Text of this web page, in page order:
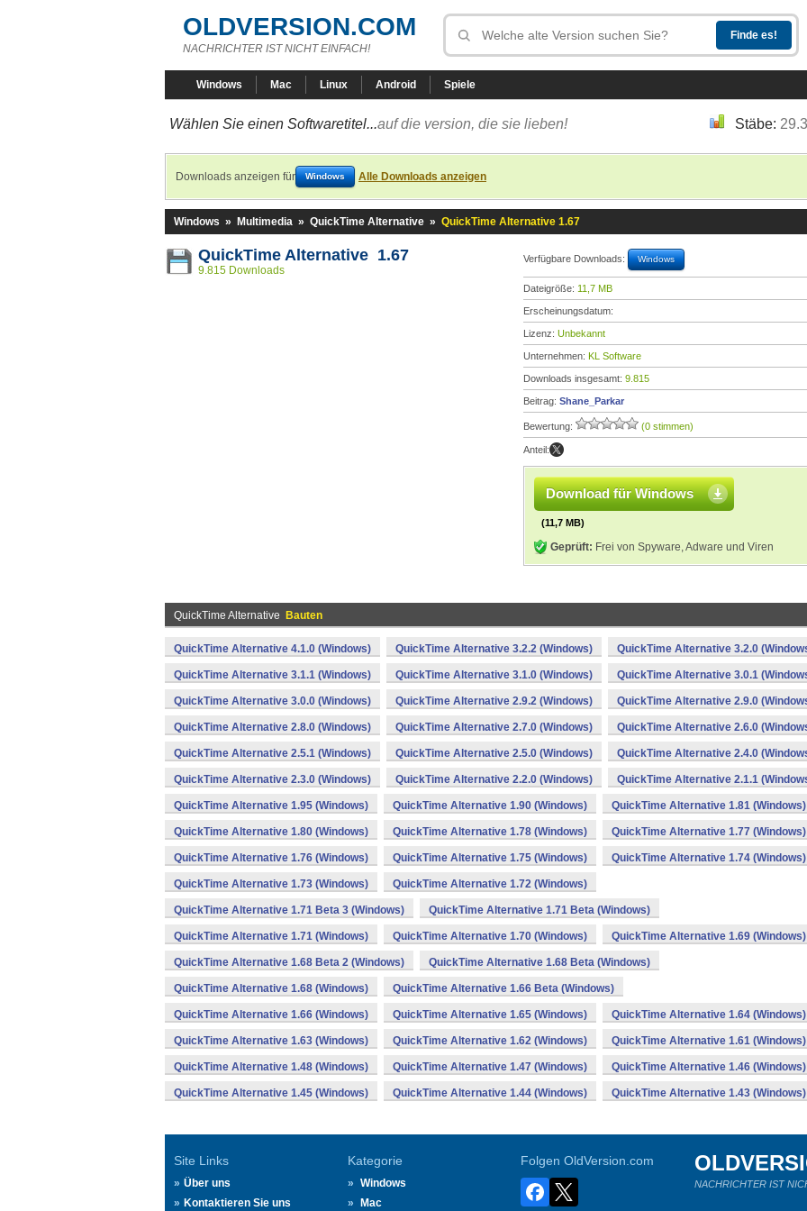
OLDVERSION.COM
NACHRICHTER IST NICHT EINFACH!
Windows Mac Linux Android Spiele
Wählen Sie einen Softwaretitel...auf die version, die sie lieben! Stäbe:
Downloads anzeigen für Windows Alle Downloads anzeigen
Windows » Multimedia » QuickTime Alternative » QuickTime Alternative 1.67
QuickTime Alternative 1.67
9.815 Downloads
Verfügbare Downloads: Windows
Dateigröße: 11,7 MB
Erscheinungsdatum:
Lizenz: Unbekannt
Unternehmen: KL Software
Downloads insgesamt: 9.815
Beitrag: Shane_Parkar
Bewertung: (0 stimmen)
Anteil:
Download für Windows
(11,7 MB)
Geprüft: Frei von Spyware, Adware und Viren
QuickTime Alternative Bauten
QuickTime Alternative 4.1.0 (Windows) QuickTime Alternative 3.2.2 (Windows) QuickTime Alternative 3.2.0
QuickTime Alternative 3.1.1 (Windows) QuickTime Alternative 3.1.0 (Windows) QuickTime Alternative 3.0.1
QuickTime Alternative 3.0.0 (Windows) QuickTime Alternative 2.9.2 (Windows) QuickTime Alternative 2.9.0
QuickTime Alternative 2.8.0 (Windows) QuickTime Alternative 2.7.0 (Windows) QuickTime Alternative 2.6.0
QuickTime Alternative 2.5.1 (Windows) QuickTime Alternative 2.5.0 (Windows) QuickTime Alternative 2.4.0
QuickTime Alternative 2.3.0 (Windows) QuickTime Alternative 2.2.0 (Windows) QuickTime Alternative 2.1.1
QuickTime Alternative 1.95 (Windows) QuickTime Alternative 1.90 (Windows) QuickTime Alternative 1.81 (Windows)
QuickTime Alternative 1.80 (Windows) QuickTime Alternative 1.78 (Windows) QuickTime Alternative 1.77 (Windows)
QuickTime Alternative 1.76 (Windows) QuickTime Alternative 1.75 (Windows) QuickTime Alternative 1.74 (Windows)
QuickTime Alternative 1.73 (Windows) QuickTime Alternative 1.72 (Windows)
QuickTime Alternative 1.71 Beta 3 (Windows) QuickTime Alternative 1.71 Beta (Windows)
QuickTime Alternative 1.71 (Windows) QuickTime Alternative 1.70 (Windows) QuickTime Alternative 1.69 (Windows)
QuickTime Alternative 1.68 Beta 2 (Windows) QuickTime Alternative 1.68 Beta (Windows)
QuickTime Alternative 1.68 (Windows) QuickTime Alternative 1.66 Beta (Windows)
QuickTime Alternative 1.66 (Windows) QuickTime Alternative 1.65 (Windows) QuickTime Alternative 1.64 (Windows)
QuickTime Alternative 1.63 (Windows) QuickTime Alternative 1.62 (Windows) QuickTime Alternative 1.61 (Windows)
QuickTime Alternative 1.48 (Windows) QuickTime Alternative 1.47 (Windows) QuickTime Alternative 1.46 (Windows)
QuickTime Alternative 1.45 (Windows) QuickTime Alternative 1.44 (Windows) QuickTime Alternative 1.43 (Windows)
Site Links
Über uns
Kontaktieren Sie uns
Kategorie
Windows
Mac
Folgen OldVersion.com
NACHRICHTER IST